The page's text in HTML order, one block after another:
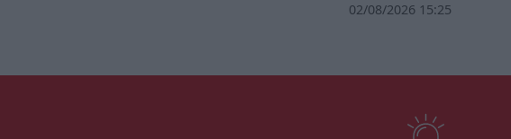
02/08/2026 15:25